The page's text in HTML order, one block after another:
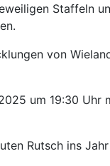
Staffeln
von
um 19:30
Rutsch ins